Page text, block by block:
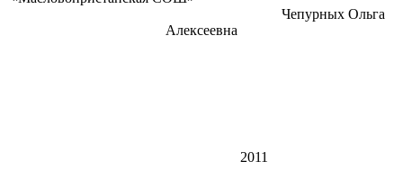
Чепурных Ольга
Алексеевна
2011